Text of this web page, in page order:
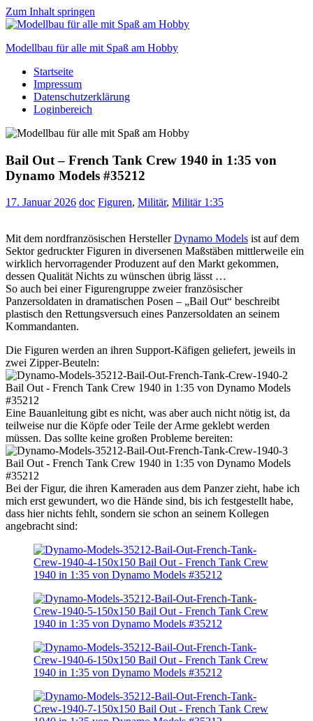
Zum Inhalt springen
Modellbau für alle mit Spaß am Hobby
Scale
modelling
to
Startseite
Impressum
Datenschutzerklärung
Loginbereich
Bail Out – French Tank Crew 1940 in 1:35 von
Dynamo Models #35212
17. Januar 2026 doc Figuren, Militär, Militär 1:35
Mit dem nordfranzösischen HerstellerDynamo Models ist auf dem
Sektor gedruckter Figuren in diversenen Maßstäben mittlerweile ein
wirklich hervorragender Produzent auf den Markt gekommen,
dessen Qualität Nichts zu wünschen übrig lässt …
So auch bei einer Figurengruppe zweier französischer
Panzersoldaten in dramatischen Posen – „Bail Out“ beschreibt
plastisch den Rettungsversuch eines Panzersoldaten an seinem
Kommandanten.
Die Figuren werden an ihren Support-Käfigen geliefert, jeweils in
zwei Zipper-Beuteln:
Eine Bauanleitung gibt es nicht, was aber auch nicht nötig ist, da
teilweise nur die Köpfe oder Teile der Arme geklebt werden
müssen. Das sollte keine großen Probleme bereiten:
Bei der Figur, die ihren Kameraden aus dem Panzer zieht, habe ich
mich erst gewundert, wo die Hände sind, bis ich festgestellt habe,
dass hier nichts fehlt, sondern sie schon an seinem Kollegen
angebracht sind: